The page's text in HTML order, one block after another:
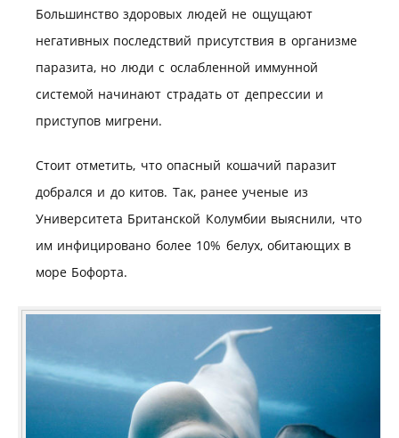
Большинство здоровых людей не ощущают
негативных последствий присутствия в организме
паразита, но люди с ослабленной иммунной
системой начинают страдать от депрессии и
приступов мигрени.
Стоит отметить, что опасный кошачий паразит
добрался и до китов. Так, ранее ученые из
Университета Британской Колумбии выяснили, что
им инфицировано более 10% белух, обитающих в
море Бофорта.